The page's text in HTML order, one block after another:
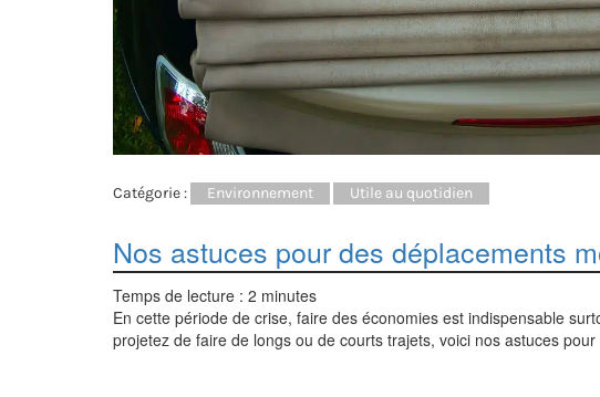
Catégorie : Environnement Utile au quotidien
Nos astuces pour des déplacements
Temps de lecture : 2 minutes
En cette période de crise, faire des économies est indispensable
projetez de faire de longs ou de courts trajets, voici nos astuces pour